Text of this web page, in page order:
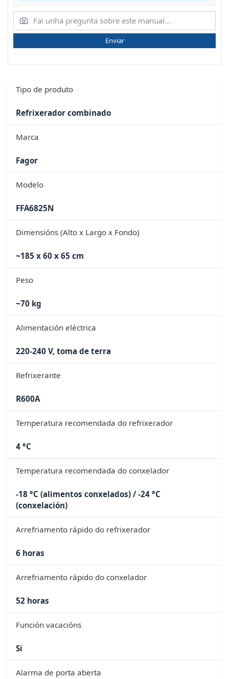
Enviar
Tipo de produto
Refrixerador combinado
Marca
Fagor
Modelo
FFA6825N
Dimensións (Alto x Largo x Fondo)
~185 x 60 x 65 cm
Peso
~70 kg
Alimentación eléctrica
220-240 V, toma de terra
Refrixerante
R600A
Temperatura recomendada do refrixerador
4 °C
Temperatura recomendada do conxelador
-18 °C (alimentos conxelados) / -24 °C
(conxelación)
Arrefriamento rápido do refrixerador
6 horas
Arrefriamento rápido do conxelador
52 horas
Función vacacións
Si
Alarma de porta aberta